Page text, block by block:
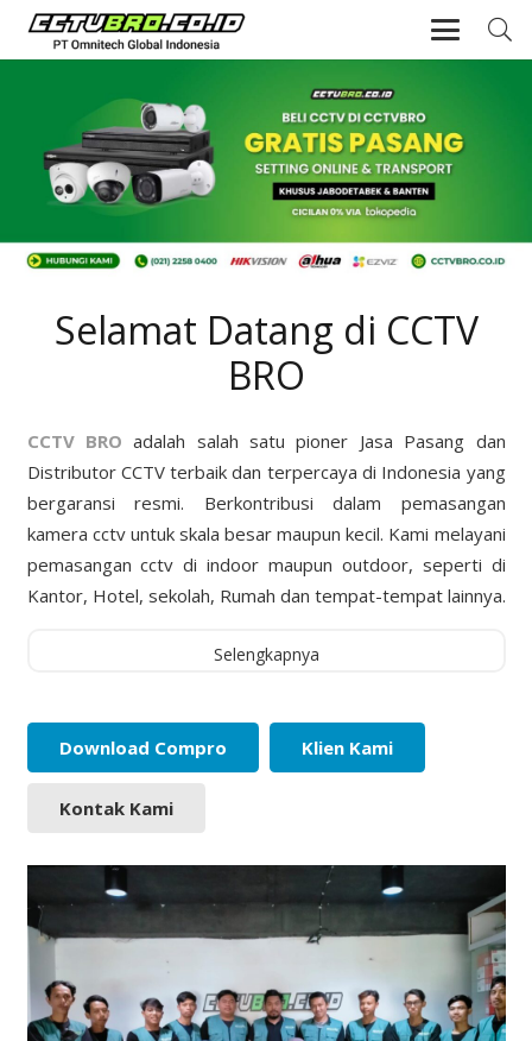
Selamat Datang di CCTV
BRO
CCTV BRO adalah salah satu pioner Jasa Pasang dan
Distributor CCTV terbaik dan terpercaya di Indonesia yang
bergaransi resmi. Berkontribusi dalam pemasangan
kamera cctv untuk skala besar maupun kecil. Kami melayani
pemasangan cctv di indoor maupun outdoor, seperti di
Kantor, Hotel, sekolah, Rumah dan tempat-tempat lainnya.
Selengkapnya
Download Compro Klien Kami
Kontak Kami